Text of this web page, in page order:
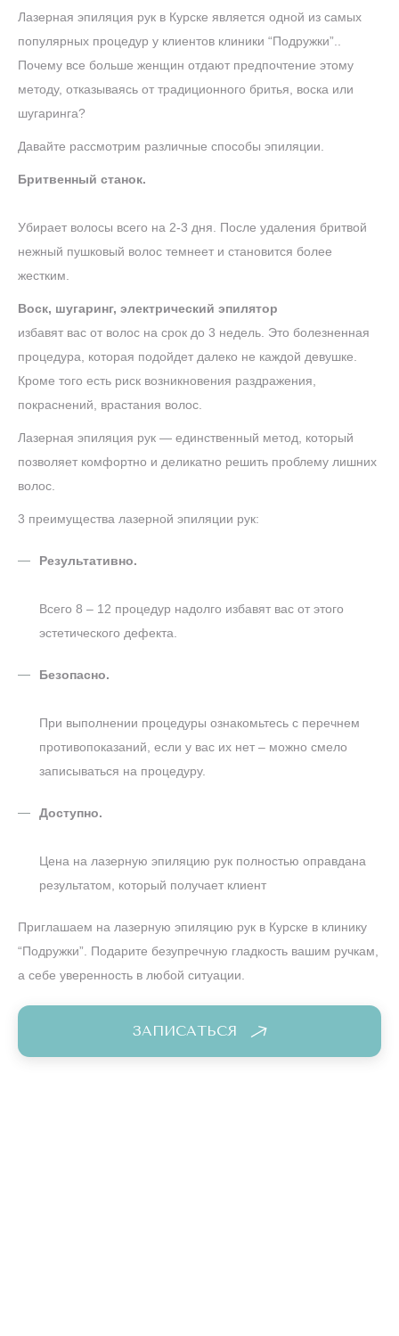
Лазерная эпиляция рук в Курске является одной из самых
популярных процедур у клиентов клиники “Подружки”..
Почему все больше женщин отдают предпочтение этому
методу, отказываясь от традиционного бритья, воска или
шугаринга?
Давайте рассмотрим различные способы эпиляции.
Бритвенный станок.
Убирает волосы всего на 2-3 дня. После удаления бритвой
нежный пушковый волос темнеет и становится более
жестким.
Воск, шугаринг, электрический эпилятор
избавят вас от волос на срок до 3 недель. Это болезненная
процедура, которая подойдет далеко не каждой девушке.
Кроме того есть риск возникновения раздражения,
покраснений, врастания волос.
Лазерная эпиляция рук — единственный метод, который
позволяет комфортно и деликатно решить проблему лишних
волос.
3 преимущества лазерной эпиляции рук:
Результативно.
Всего 8 – 12 процедур надолго избавят вас от этого
эстетического дефекта.
Безопасно.
При выполнении процедуры ознакомьтесь с перечнем
противопоказаний, если у вас их нет – можно смело
записываться на процедуру.
Доступно.
Цена на лазерную эпиляцию рук полностью оправдана
результатом, который получает клиент
Приглашаем на лазерную эпиляцию рук в Курске в клинику
“Подружки”. Подарите безупречную гладкость вашим ручкам,
а себе уверенность в любой ситуации.
ЗАПИСАТЬСЯ